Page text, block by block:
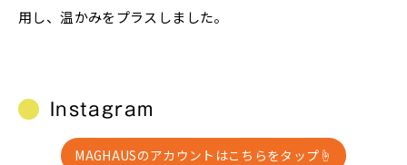
用し、温かみをプラスしました。
Instagram
MAGHAUSのアカウントはこちらをタップ☝